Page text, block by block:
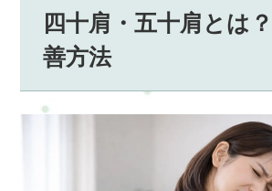
四十肩・五十肩とは
善方法